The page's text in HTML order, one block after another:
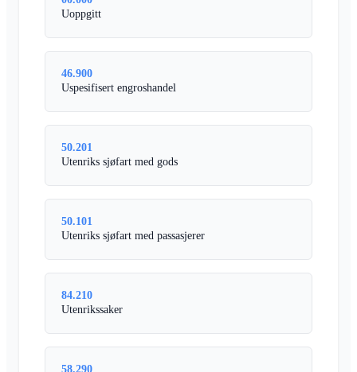
Uoppgitt
46.900
Uspesifisert engroshandel
50.201
Utenriks sjøfart med gods
50.101
Utenriks sjøfart med passasjerer
84.210
Utenrikssaker
58.290